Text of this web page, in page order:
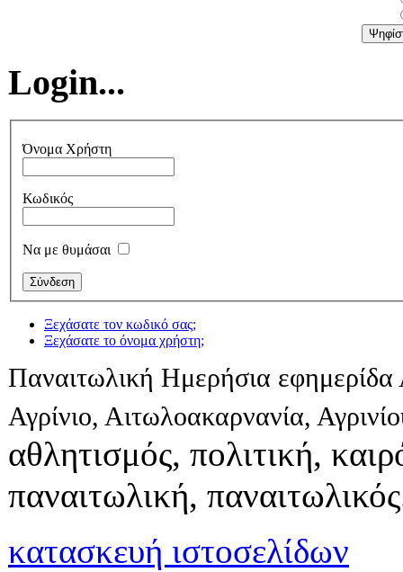
Login...
Όνομα Χρήστη
Κωδικός
Να με θυμάσαι
Ξεχάσατε τον κωδικό σας;
Ξεχάσατε το όνομα χρήστη;
Παναιτωλική Ημερήσια εφημερίδα
Αγρίνιο, Αιτωλοακαρνανία,
αθλητισμός, πολιτική,
παναιτωλική,
κατασκευή ιστοσελίδων